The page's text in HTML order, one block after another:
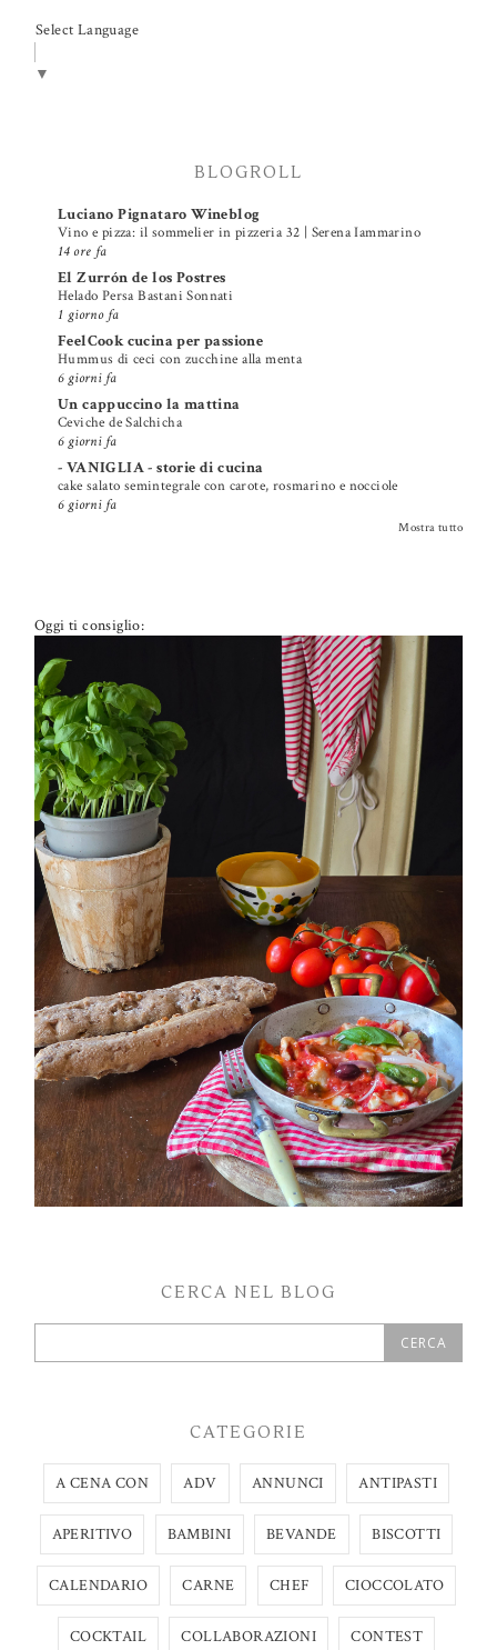
Select Language
▼
BLOGROLL
Luciano Pignataro Wineblog
Vino e pizza: il sommelier in pizzeria 32 | Serena Iammarino
14 ore fa
El Zurrón de los Postres
Helado Persa Bastani Sonnati
1 giorno fa
FeelCook cucina per passione
Hummus di ceci con zucchine alla menta
6 giorni fa
Un cappuccino la mattina
Ceviche de Salchicha
6 giorni fa
- VANIGLIA - storie di cucina
cake salato semintegrale con carote, rosmarino e nocciole
6 giorni fa
Mostra tutto
Oggi ti consiglio:
PETTI DI POLLO ALLA PIZZAIOLA
CERCA NEL BLOG
CATEGORIE
A CENA CON ADV ANNUNCI ANTIPASTI
APERITIVO BAMBINI BEVANDE BISCOTTI
CALENDARIO CARNE CHEF CIOCCOLATO
COCKTAIL COLLABORAZIONI CONTEST